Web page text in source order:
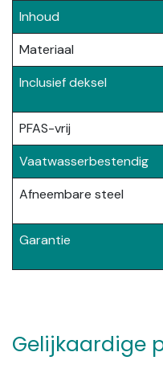
Inhoud
Materiaal
Inclusief deksel
PFAS-vrij​
Vaatwasserbestendig
Afneembare steel
Garantie
Gelijkaardige